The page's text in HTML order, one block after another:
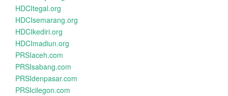
HDCItegal.org
HDCIsemarang.org
HDCIkediri.org
HDCImadiun.org
PRSIaceh.com
PRSIsabang.com
PRSIdenpasar.com
PRSIcilegon.com